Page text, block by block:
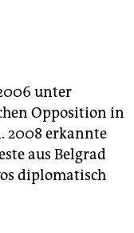
unter
Opposition in
2008 erkannte
aus Belgrad
diplomatisch